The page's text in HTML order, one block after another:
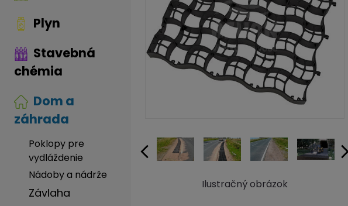
Plyn
Stavebná
chémia
Dom a
záhrada
Poklopy pre
vydláždenie
Nádoby a nádrže
Závlaha
Ilustračný obrázok